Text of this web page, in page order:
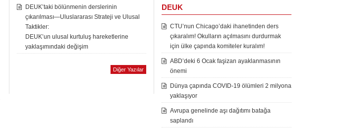
DEUK’taki bölünmenin derslerinin
çıkarılması—Uluslararası Strateji ve Ulusal
Taktikler:
DEUK’un ulusal kurtuluş hareketlerine
yaklaşımındaki değişim
Diğer Yazılar
DEUK
CTU’nun Chicago’daki ihanetinden ders
çıkaralım! Okulların açılmasını durdurmak
için ülke çapında komiteler kuralım!
ABD’deki 6 Ocak faşizan ayaklanmasının
önemi
Dünya çapında COVID-19 ölümleri 2 milyona
yaklaşıyor
Avrupa genelinde aşı dağıtımı batağa
saplandı